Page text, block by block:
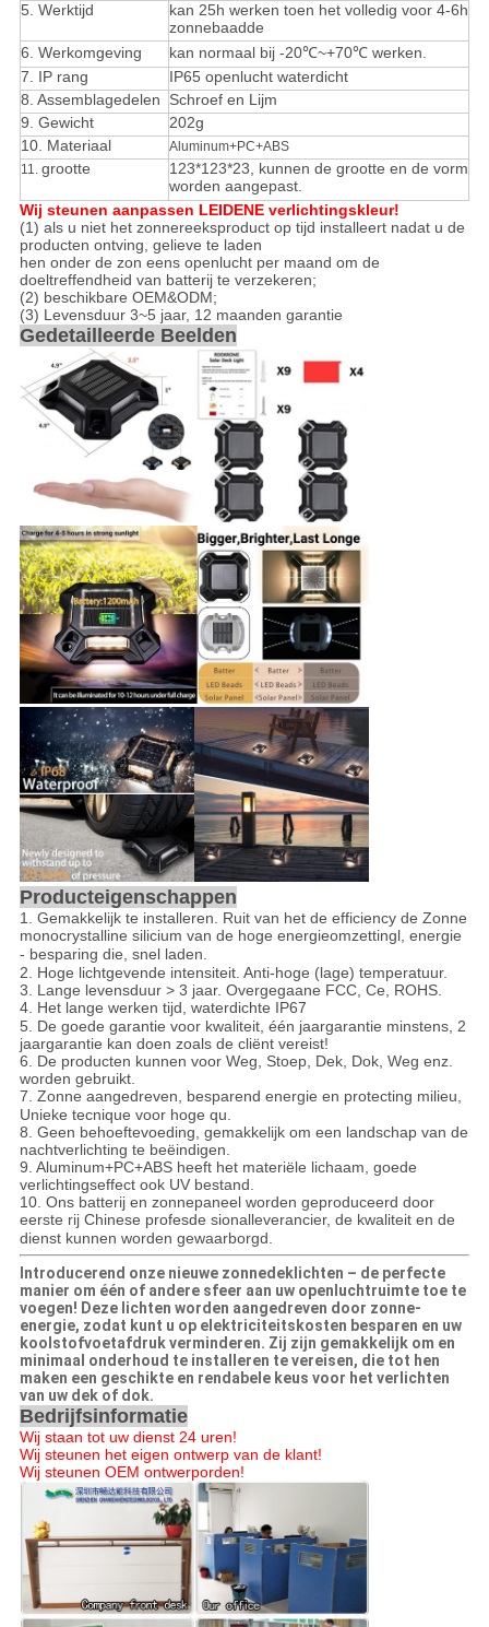
5. Werktijd
kan 25h werken toen het volledig voor 4-6h
zonnebaadde
6. Werkomgeving
kan normaal bij -20℃~+70℃ werken.
7. IP rang
IP65 openlucht waterdicht
8. Assemblagedelen
Schroef en Lijm
9. Gewicht
202g
10. Materiaal
Aluminum+PC+ABS
11. grootte
123*123*23, kunnen de grootte en de vorm
worden aangepast.
Wij steunen aanpassen LEIDENE verlichtingskleur!
(1) als u niet het zonnereeksproduct op tijd installeert nadat u de
producten ontving, gelieve te laden
hen onder de zon eens openlucht per maand om de
doeltreffendheid van batterij te verzekeren;
(2) beschikbare OEM&ODM;
(3) Levensduur 3~5 jaar, 12 maanden garantie
Gedetailleerde Beelden
Producteigenschappen
1. Gemakkelijk te installeren. Ruit van het de efficiency de Zonne
monocrystalline silicium van de hoge energieomzettingl, energie
- besparing die, snel laden.
2. Hoge lichtgevende intensiteit. Anti-hoge (lage) temperatuur.
3. Lange levensduur > 3 jaar. Overgegaane FCC, Ce, ROHS.
4. Het lange werken tijd, waterdichte IP67
5. De goede garantie voor kwaliteit, één jaargarantie minstens, 2
jaargarantie kan doen zoals de cliënt vereist!
6. De producten kunnen voor Weg, Stoep, Dek, Dok, Weg enz.
worden gebruikt.
7. Zonne aangedreven, besparend energie en protecting milieu,
Unieke tecnique voor hoge qu.
8. Geen behoeftevoeding, gemakkelijk om een landschap van de
nachtverlichting te beëindigen.
9. Aluminum+PC+ABS heeft het materiële lichaam, goede
verlichtingseffect ook UV bestand.
10. Ons batterij en zonnepaneel worden geproduceerd door
eerste rij Chinese profesde sionalleverancier, de kwaliteit en de
dienst kunnen worden gewaarborgd.
Introducerend onze nieuwe zonnedeklichten – de perfecte
manier om één of andere sfeer aan uw openluchtruimte toe te
voegen! Deze lichten worden aangedreven door zonne-
energie, zodat kunt u op elektriciteitskosten besparen en uw
koolstofvoetafdruk verminderen. Zij zijn gemakkelijk om en
minimaal onderhoud te installeren te vereisen, die tot hen
maken een geschikte en rendabele keus voor het verlichten
van uw dek of dok.
Bedrijfsinformatie
Wij staan tot uw dienst 24 uren!
Wij steunen het eigen ontwerp van de klant!
Wij steunen OEM ontwerporden!